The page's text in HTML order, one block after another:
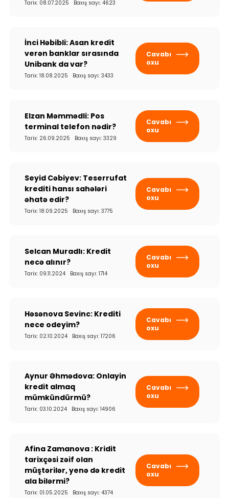
Tarix: 08.07.2025 Baxış sayı: 4623
İnci Həbibli: Asan kredit
verən banklar sırasında
Unibank da var?
Tarix: 18.08.2025 Baxış sayı: 3433
Cavabı
oxu
Elzan Məmmədli: Pos
terminal telefon nədir?
Tarix: 26.09.2025 Baxış sayı: 3329
Cavabı
oxu
Seyid Cəbiyev: Teserrufat
krediti hansı sahələri
əhatə edir?
Tarix: 18.09.2025 Baxış sayı: 3775
Cavabı
oxu
Selcan Muradlı: Kredit
necə alınır?
Tarix: 09.11.2024 Baxış sayı: 1714
Cavabı
oxu
Həsənova Sevinc: Krediti
nece odeyim?
Tarix: 02.10.2024 Baxış sayı: 17206
Cavabı
oxu
Aynur Əhmədova: Onlayin
kredit almaq
mümkündürmü?
Tarix: 03.10.2024 Baxış sayı: 14906
Cavabı
oxu
Afina Zamanova : Kridit
tarixçəsi zəif olan
müştərilər, yenə də kredit
ala bilərmi?
Tarix: 01.05.2025 Baxış sayı: 4374
Cavabı
oxu